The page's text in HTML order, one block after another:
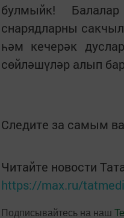
булмыйк!
снарядларны
һәм кечерәк
сөйләшүләр алып
Следите за самым
Читайте новости
https://max.ru/
Подписывайтесь на наш